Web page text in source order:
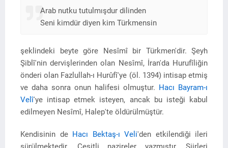
Arab nutku tutulmışdur dilinden
Seni kimdür diyen kim Türkmensin
şeklindeki beyte göre Nesîmî bir Türkmen'dir. Şeyh
Şiblî'nin dervişlerinden olan Nesîmî, İran'da Hurufîliğin
önderi olan Fazlullah-ı Hurûfî'ye (öl. 1394) intisap etmiş
ve daha sonra onun halifesi olmuştur. Hacı Bayram-ı
Velî'ye intisap etmek isteyen, ancak bu isteği kabul
edilmeyen Nesîmî, Halep'te öldürülmüştür.
Kendisinin de Hacı Bektaş-ı Veli'den etkilendiği ileri